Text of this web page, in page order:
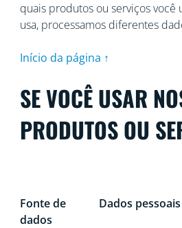
quais produtos ou serviços você
usa, processamos diferentes
Início da página ↑
SE VOCÊ USAR
PRODUTOS OU
Fonte de
dados
Dados